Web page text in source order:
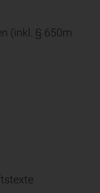
(inkl. § 650m